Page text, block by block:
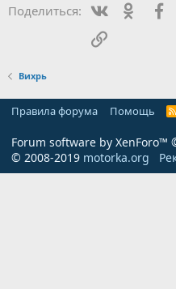
Поделиться: Вконтакте
Ссылка
Вихрь
Правила форума Помощь
Forum software by XenForo™
© 2008-2019 motorka.org